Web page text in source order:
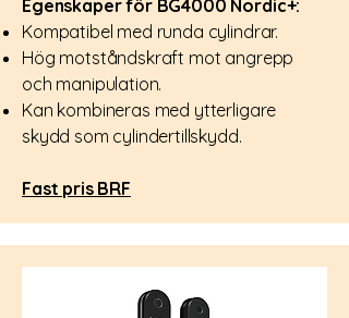
Egenskaper för BG4000 Nordic+:
Kompatibel med runda cylindrar.
Hög motståndskraft mot angrepp
och manipulation.
Kan kombineras med ytterligare
skydd som cylindertillskydd.
Fast pris BRF